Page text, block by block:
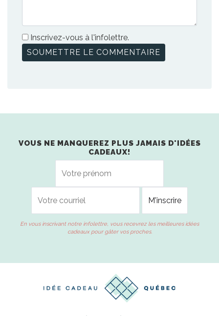
Inscrivez-vous à l'infolettre.
VOUS NE MANQUEREZ PLUS JAMAIS D'IDÉES
CADEAUX!
En vous inscrivant notre infolettre, vous recevrez les meilleures idées
cadeaux pour gâter vos proches.